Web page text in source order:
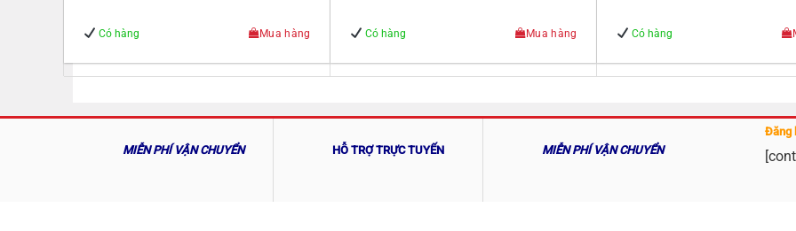
Có hàng Mua hàng Có hàng Mua hàng Có hàng
MIỄN PHÍ VẬN CHUYỂN HỖ TRỢ TRỰC TUYẾN MIỄN PHÍ VẬN CHUYỂN
Đăng